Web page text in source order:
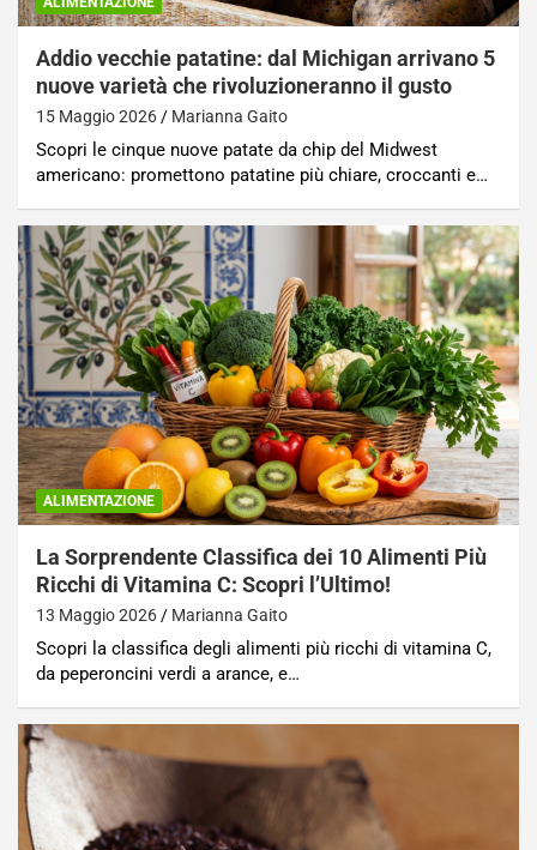
Addio vecchie patatine: dal Michigan arrivano 5
nuove varietà che rivoluzioneranno il gusto
15 Maggio 2026 Marianna Gaito
Scopri le cinque nuove patate da chip del Midwest
americano: promettono patatine più chiare, croccanti e…
ALIMENTAZIONE
La Sorprendente Classifica dei 10 Alimenti Più
Ricchi di Vitamina C: Scopri l’Ultimo!
13 Maggio 2026 Marianna Gaito
Scopri la classifica degli alimenti più ricchi di vitamina C,
da peperoncini verdi a arance, e…